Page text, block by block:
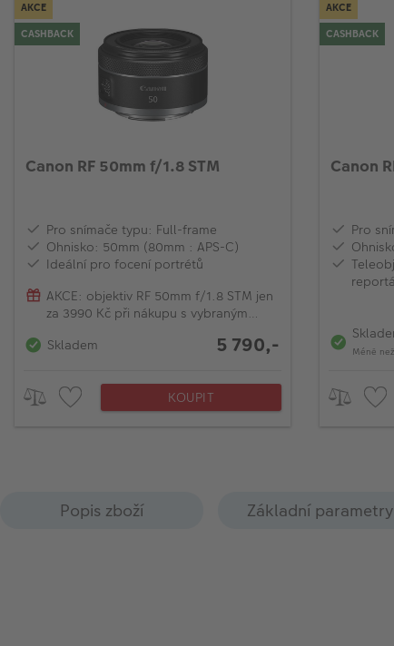
AKCE
CASHBACK
Canon RF 50mm f/1.8 STM
Pro snímače typu: Full-frame
Ohnisko: 50mm (80mm : APS-C)
Ideální pro focení portrétů
AKCE: objektiv RF 50mm f/1.8 STM jen
za 3990 Kč při nákupu s vybraným
Skladem 5 790,-
KOUPIT
AKCE
CASHBACK
Canon
Pro
Méně
Popis zboží Základní parametry